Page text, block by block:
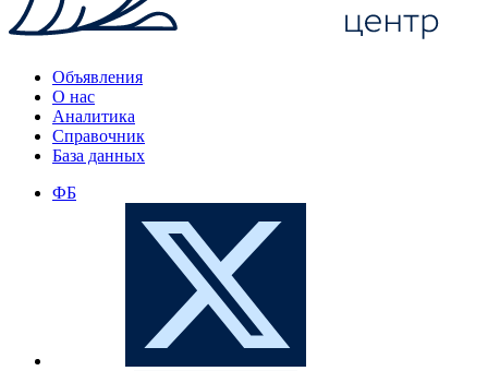
Объявления
О нас
Аналитика
Справочник
База данных
ФБ